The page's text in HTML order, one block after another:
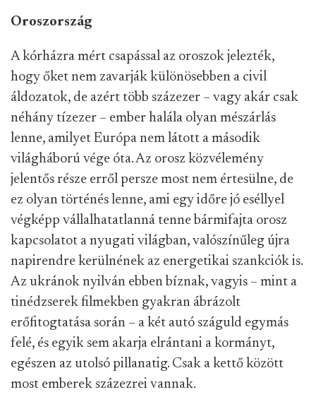
Oroszország
A kórházra mért csapással az oroszok jelezték,
hogy őket nem zavarják különösebben a civil
áldozatok, de azért több százezer – vagy akár csak
néhány tízezer – ember halála olyan mészárlás
lenne, amilyet Európa nem látott a második
világháború vége óta. Az orosz közvélemény
jelentős része erről persze most nem értesülne, de
ez olyan történés lenne, ami egy időre jó eséllyel
végképp vállalhatatlanná tenne bármifajta orosz
kapcsolatot a nyugati világban, valószínűleg újra
napirendre kerülnének az energetikai szankciók is.
Az ukránok nyilván ebben bíznak, vagyis – mint a
tinédzserek filmekben gyakran ábrázolt
erőfitogtatása során – a két autó száguld egymás
felé, és egyik sem akarja elrántani a kormányt,
egészen az utolsó pillanatig. Csak a kettő között
most emberek százezrei vannak.